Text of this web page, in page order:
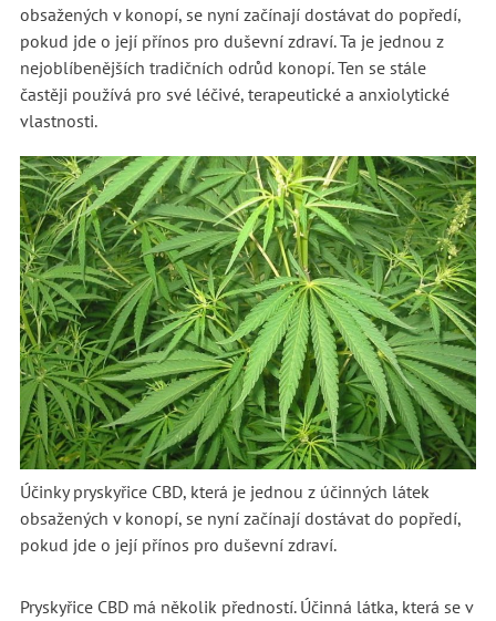
obsažených v konopí, se nyní začínají dostávat do popředí,
pokud jde o její přínos pro duševní zdraví. Ta je jednou z
nejoblíbenějších tradičních odrůd konopí. Ten se stále
častěji používá pro své léčivé, terapeutické a anxiolytické
vlastnosti.
Účinky pryskyřice CBD, která je jednou z účinných látek
obsažených v konopí, se nyní začínají dostávat do popředí,
pokud jde o její přínos pro duševní zdraví.
Pryskyřice CBD má několik předností. Účinná látka, která se v